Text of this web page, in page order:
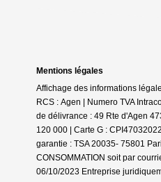
Mentions légales
Affichage des informations
RCS : Agen | Numero TVA
de délivrance : 49 Rte d'Agen
120 000 | Carte G :
garantie : TSA 20035- 75801
CONSOMMATION soit par
06/10/2023 Entreprise